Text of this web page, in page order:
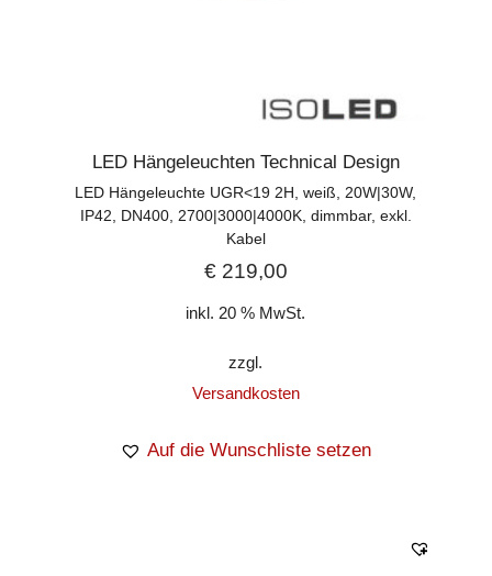
LED Hängeleuchten Technical Design
LED Hängeleuchte UGR<19 2H, weiß, 20W|30W,
IP42, DN400, 2700|3000|4000K, dimmbar, exkl.
Kabel
€219,00
inkl. 20 % MwSt.
zzgl.
Versandkosten
Auf die Wunschliste setzen